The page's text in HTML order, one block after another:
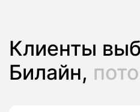
Клиенты
Билайн,